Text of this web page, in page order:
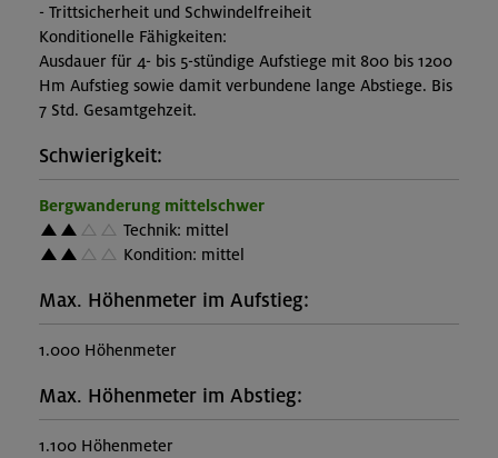
- Trittsicherheit und Schwindelfreiheit
Konditionelle Fähigkeiten:
Ausdauer für 4- bis 5-stündige Aufstiege mit 800 bis 1200
Hm Aufstieg sowie damit verbundene lange Abstiege. Bis
7 Std. Gesamtgehzeit.
Schwierigkeit:
Bergwanderung mittelschwer
Technik: mittel
Kondition: mittel
Max. Höhenmeter im Aufstieg:
1.000 Höhenmeter
Max. Höhenmeter im Abstieg:
1.100 Höhenmeter